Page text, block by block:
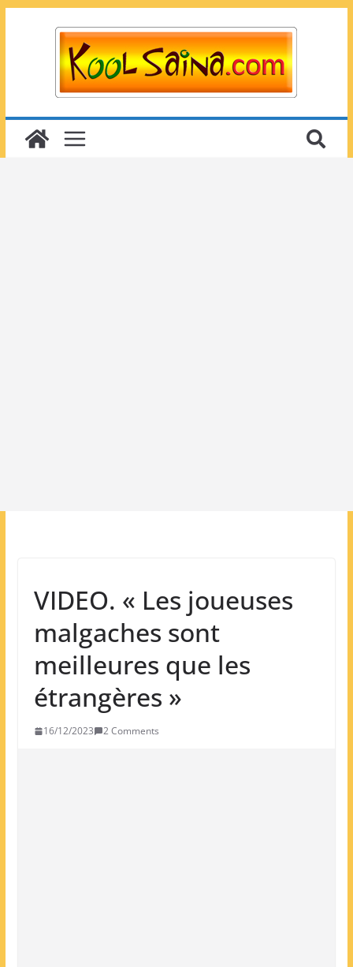
VIDEO. « Les joueuses
malgaches sont
meilleures que les
étrangères »
16/12/2023 2 Comments